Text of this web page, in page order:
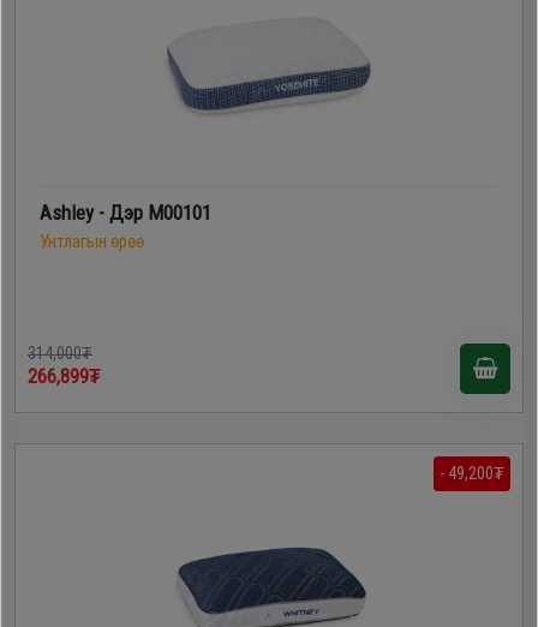
Ashley - Дэр M00101
Унтлагын өрөө
314,000₮
266,899₮
- 49,200₮